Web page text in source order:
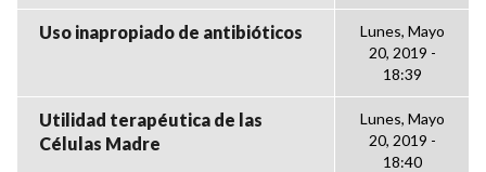
Uso inapropiado de antibióticos
Lunes, Mayo
20, 2019 -
18:39
Utilidad terapéutica de las
Células Madre
Lunes, Mayo
20, 2019 -
18:40